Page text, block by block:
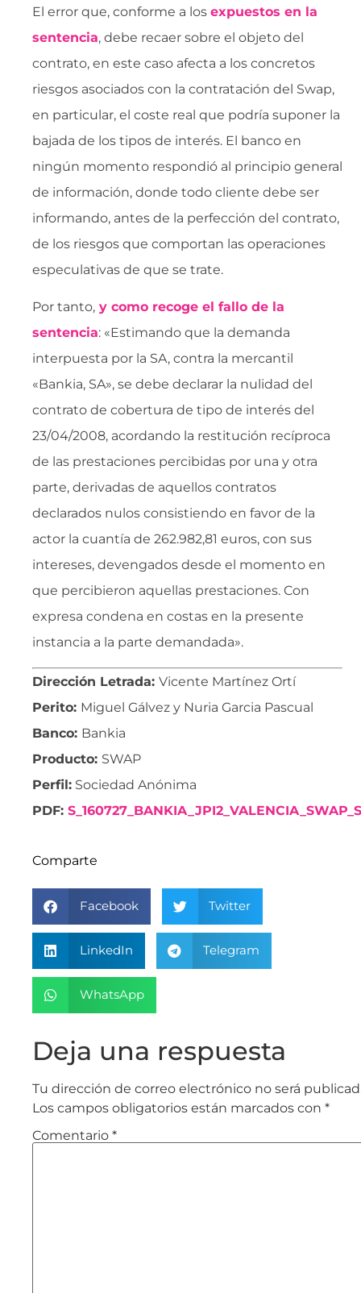
El error que, conforme a los expuestos en la
sentencia, debe recaer sobre el objeto del
contrato, en este caso afecta a los concretos
riesgos asociados con la contratación del Swap,
en particular, el coste real que podría suponer la
bajada de los tipos de interés. El banco en
ningún momento respondió al principio general
de información, donde todo cliente debe ser
informando, antes de la perfección del contrato,
de los riesgos que comportan las operaciones
especulativas de que se trate.
Por tanto, y como recoge el fallo de la
sentencia: «Estimando que la demanda
interpuesta por la SA, contra la mercantil
«Bankia, SA», se debe declarar la nulidad del
contrato de cobertura de tipo de interés del
23/04/2008, acordando la restitución recíproca
de las prestaciones percibidas por una y otra
parte, derivadas de aquellos contratos
declarados nulos consistiendo en favor de la
actor la cuantía de 262.982,81 euros, con sus
intereses, devengados desde el momento en
que percibieron aquellas prestaciones. Con
expresa condena en costas en la presente
instancia a la parte demandada».
Dirección Letrada: Vicente Martínez Ortí
Perito: Miguel Gálvez y Nuria Garcia Pascual
Banco: Bankia
Producto: SWAP
Perfil: Sociedad Anónima
PDF:
Comparte
Facebook Twitter
LinkedIn Telegram
WhatsApp
Deja una respuesta
Tu dirección de correo electrónico no será
Los campos obligatorios están marcados con *
Comentario *